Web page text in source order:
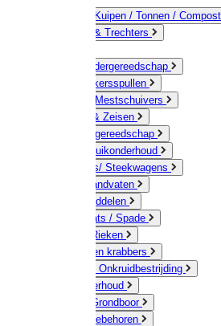
Emmers / Kuipen / Tonnen /
Jerrycans & Trechters
Hand-/ Kindergereedschap
Stratenmakersspullen
Sneeuw- / Mestschuivers
Baggeren & Zeisen
Elektrisch gereedschap
Boom / Struikonderhoud
Kruiwagens/ Steekwagens
Stelen / Handvaten
Tuinhulpmiddelen
Schop / Bats / Spade
Vorken & Rieken
Cultivator en krabbers
Schoffels / Onkruidbestrijding
Gazononderhoud
Hamers / Grondboor
Sledes / toebehoren